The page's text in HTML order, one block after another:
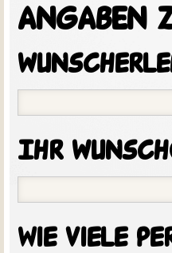
ANGABEN
Ihr
Wie viele